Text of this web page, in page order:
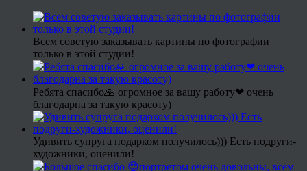
Всем советую заказывать картины по фотографии
только в этой студии!
Ребята спасибо🙏 огромное за вашу работу❤ очень
благодарна за такую красоту)
Удивить супруга подарком получилось))) Есть подруги-
художники, оценили!